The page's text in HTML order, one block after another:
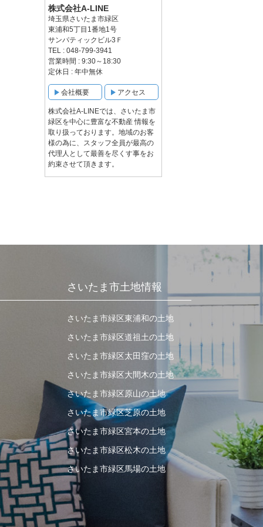
株式会社A-LINE
埼玉県さいたま市緑区
東浦和5丁目1番地1号
サンパティックビル3Ｆ
TEL : 048-799-3941
営業時間 : 9:30～18:30
定休日 : 年中無休
会社概要 アクセス
株式会社A-LINEでは、さいたま市
緑区を中心に豊富な不動産 情報を
取り扱っております。地域のお客
様の為に、スタッフ全員が最高の
代理人として最善を尽くす事をお
約束させて頂きます。
さいたま市土地情報
さいたま市緑区東浦和の土地
さいたま市緑区道祖土の土地
さいたま市緑区太田窪の土地
さいたま市緑区大間木の土地
さいたま市緑区原山の土地
さいたま市緑区芝原の土地
さいたま市緑区宮本の土地
さいたま市緑区松木の土地
さいたま市緑区馬場の土地